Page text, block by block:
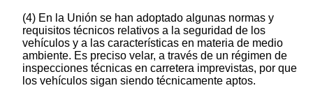
(4) En la Unión se han adoptado algunas normas y
requisitos técnicos relativos a la seguridad de los
vehículos y a las características en materia de medio
ambiente. Es preciso velar, a través de un régimen de
inspecciones técnicas en carretera imprevistas, por que
los vehículos sigan siendo técnicamente aptos.